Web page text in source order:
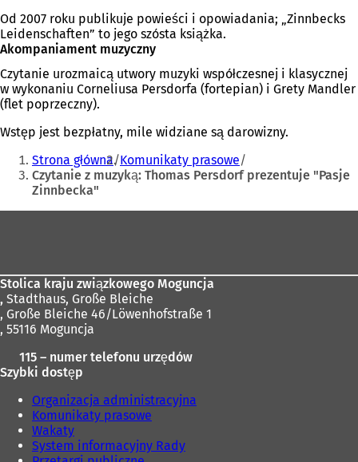
Od 2007 roku publikuje powieści i opowiadania; „Zinnbecks
Leidenschaften” to jego szósta książka.
Akompaniament muzyczny
Czytanie urozmaicą utwory muzyki współczesnej i klasycznej
w wykonaniu Corneliusa Persdorfa (fortepian) i Grety Mandler
(flet poprzeczny).
Wstęp jest bezpłatny, mile widziane są darowizny.
Jesteś
tutaj:
Strona główna Komunikaty prasowe
Czytanie z muzyką: Thomas Persdorf prezentuje "Pasje
Zinnbecka"
Stolica kraju związkowego Moguncja
, Stadthaus, Große Bleiche
, Große Bleiche 46/Löwenhofstraße 1
, 55116 Moguncja
115 – numer telefonu urzędów
Szybki dostęp
Organizacja administracyjna
Komunikaty prasowe
Wakaty
System informacyjny Rady